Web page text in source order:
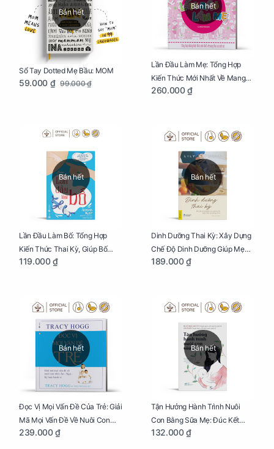
Bán hết
Sổ Tay Dotted Mẹ Bầu: MOM
59.000 ₫ 99.000 ₫
Bán hết
Lần Đầu Làm Mẹ: Tổng Hợp
Kiến Thức Mới Nhất Về Mang
Thai Và Sinh Nở Cho Mẹ Bầu
260.000 ₫
Bán hết
Lần Đầu Làm Bố: Tổng Hợp
Kiến Thức Thai Kỳ, Giúp Bố
Thấu Hiểu Hơn Về Mẹ Bầu Và
119.000 ₫
Bán hết
Dinh Dưỡng Thai Kỳ: Xây Dựng
Chế Độ Dinh Dưỡng Giúp Mẹ
Khỏe, Con Yêu Phát Triển Toàn
189.000 ₫
Bán hết
Đọc Vị Mọi Vấn Đề Của Trẻ: Giải
Mã Mọi Vấn Đề Về Nuôi Con
Nhỏ (Ăn, Ngủ, Kỷ Luật Hành Vi),
239.000 ₫
Bán hết
Tận Hưởng Hành Trình Nuôi
Con Bằng Sữa Mẹ: Đúc Kết
Những Kiến Thức Quý Báu Về
132.000 ₫